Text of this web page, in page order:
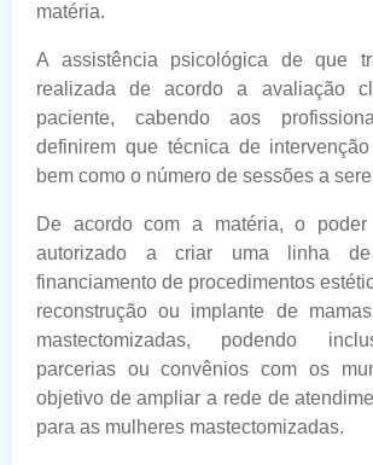
matéria.
A assistência psicológica de que
realizada de acordo a avaliação
paciente, cabendo aos
definirem que técnica de
bem como o número de sessões a
De acordo com a matéria, o poder
autorizado a criar uma linha
financiamento de procedimentos
reconstrução ou implante de
mastectomizadas, podendo
parcerias ou convênios com os
objetivo de ampliar a rede de
para as mulheres mastectomizadas.